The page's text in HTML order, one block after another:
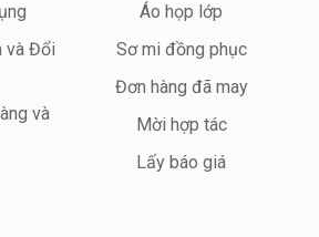
và Đổi
và
Áo họp lớp
Sơ mi đồng phục
Đơn hàng đã may
Mời hợp tác
Lấy báo giá